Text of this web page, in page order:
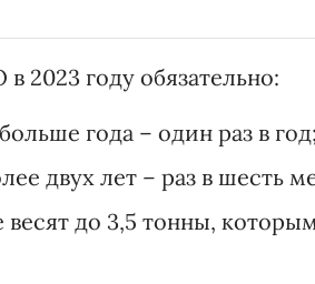
2023 году обязательно:
года – один раз в год;
двух лет – раз в шесть
до 3,5 тонны,